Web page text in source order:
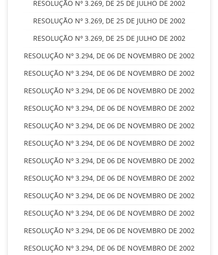
RESOLUÇÃO Nº 3.269, DE 25 DE JULHO DE 2002
RESOLUÇÃO Nº 3.269, DE 25 DE JULHO DE 2002
RESOLUÇÃO Nº 3.269, DE 25 DE JULHO DE 2002
RESOLUÇÃO Nº 3.294, DE 06 DE NOVEMBRO DE 2002
RESOLUÇÃO Nº 3.294, DE 06 DE NOVEMBRO DE 2002
RESOLUÇÃO Nº 3.294, DE 06 DE NOVEMBRO DE 2002
RESOLUÇÃO Nº 3.294, DE 06 DE NOVEMBRO DE 2002
RESOLUÇÃO Nº 3.294, DE 06 DE NOVEMBRO DE 2002
RESOLUÇÃO Nº 3.294, DE 06 DE NOVEMBRO DE 2002
RESOLUÇÃO Nº 3.294, DE 06 DE NOVEMBRO DE 2002
RESOLUÇÃO Nº 3.294, DE 06 DE NOVEMBRO DE 2002
RESOLUÇÃO Nº 3.294, DE 06 DE NOVEMBRO DE 2002
RESOLUÇÃO Nº 3.294, DE 06 DE NOVEMBRO DE 2002
RESOLUÇÃO Nº 3.294, DE 06 DE NOVEMBRO DE 2002
RESOLUÇÃO Nº 3.294, DE 06 DE NOVEMBRO DE 2002